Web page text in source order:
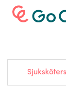
För